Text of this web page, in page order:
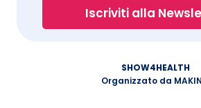
SHOW4HEALTH
Organizzato da